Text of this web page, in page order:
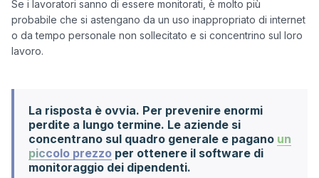
Se i lavoratori sanno di essere monitorati, è molto più
probabile che si astengano da un uso inappropriato di internet
o da tempo personale non sollecitato e si concentrino sul loro
lavoro.
La risposta è ovvia. Per prevenire enormi
perdite a lungo termine. Le aziende si
concentrano sul quadro generale e pagano un
piccolo prezzo per ottenere il software di
monitoraggio dei dipendenti.